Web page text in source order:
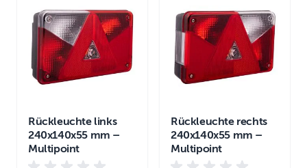
Rückleuchte links
240x140x55 mm –
Multipoint
Rückleuchte rechts
240x140x55 mm –
Multipoint